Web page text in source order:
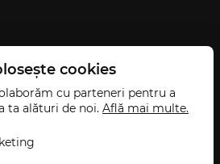
cookies
cu parteneri pentru a
ta alături de noi. Află mai multe.